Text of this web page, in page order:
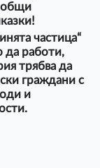
общи
частица“
да работи,
трябва да
граждани с
и